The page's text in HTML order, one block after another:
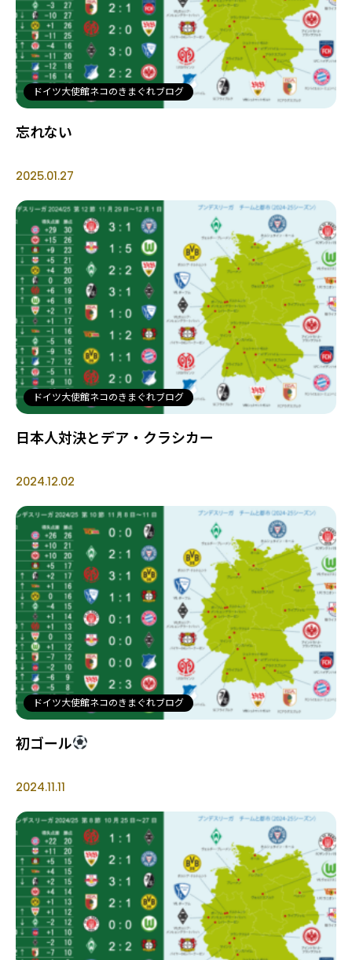
ドイツ大使館ネコのきまぐれブログ
忘れない
2025.01.27
ドイツ大使館ネコのきまぐれブログ
日本人対決とデア・クラシカー
2024.12.02
ドイツ大使館ネコのきまぐれブログ
初ゴール
2024.11.11